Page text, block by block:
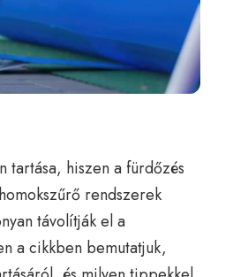
tartása, hiszen a fürdőzés
rendszerek
távolítják el a
a cikkben bemutatjuk,